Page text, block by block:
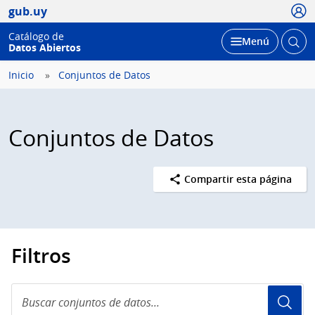
gub.uy
Catálogo de
Datos Abiertos
Desplegar
Menú Abrir
Inicio Conjuntos de Datos
Conjuntos de Datos
Compartir esta página
Filtros
conjuntos